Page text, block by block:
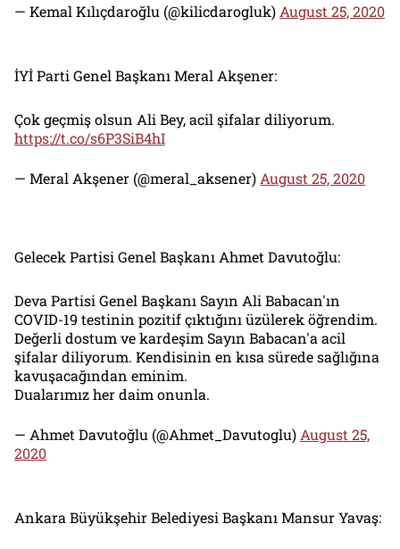
— Kemal Kılıçdaroğlu (@kilicdarogluk) August 25, 2020
İYİ Parti Genel Başkanı Meral Akşener:
Çok geçmiş olsun Ali Bey, acil şifalar diliyorum.
https://t.co/s6P3SiB4hI
— Meral Akşener (@meral_aksener) August 25, 2020
Gelecek Partisi Genel Başkanı Ahmet Davutoğlu:
Deva Partisi Genel Başkanı Sayın Ali Babacan'ın
COVID-19 testinin pozitif çıktığını üzülerek öğrendim.
Değerli dostum ve kardeşim Sayın Babacan'a acil
şifalar diliyorum. Kendisinin en kısa sürede sağlığına
kavuşacağından eminim.
Dualarımız her daim onunla.
— Ahmet Davutoğlu (@Ahmet_Davutoglu) August 25,
2020
Ankara Büyükşehir Belediyesi Başkanı Mansur Yavaş: